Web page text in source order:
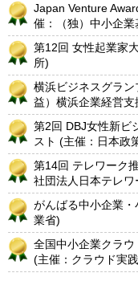
Japan Venture
催：（独）中小企業
第12回 女性起業家
所)
横浜ビジネスグラ
益）横浜企業経営支
第2回 DBJ女性新ビ
スト (主催：日本政
第14回 テレワーク
社団法人日本テレワ
がんばる中小企業
業省)
全国中小企業クラ
(主催：クラウド実